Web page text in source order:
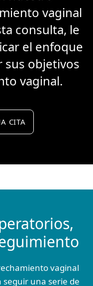
vaginal
consulta, le
el enfoque
sus objetivos
vaginal.
CITA
vaginal
seguir una serie de